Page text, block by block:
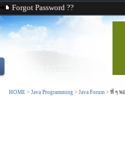
Forgot Password ??
HOME > Java Programming > Java Forum > พี่ ๆ พ